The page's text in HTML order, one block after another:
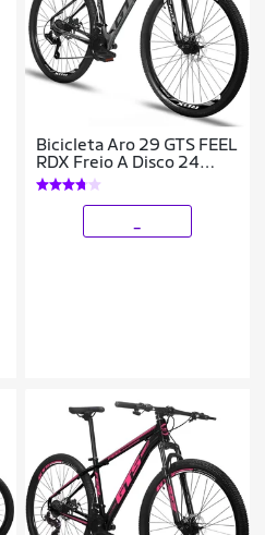
Bicicleta Aro 29 GTS FEEL
RDX Freio A Disco 24
Marchas